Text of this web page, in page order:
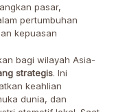
pasar,
pertumbuhan
kepuasan
bagi wilayah Asia-
strategis. Ini
keahlian
dunia, dan